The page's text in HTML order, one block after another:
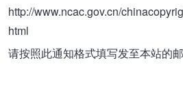
http://www.ncac.gov.cn/
html
请按照此通知格式填写发至本站的